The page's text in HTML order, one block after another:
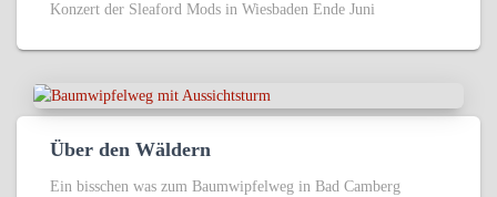
Konzert der Sleaford Mods in Wiesbaden Ende Juni
Über den Wäldern
Ein bisschen was zum Baumwipfelweg in Bad Camberg